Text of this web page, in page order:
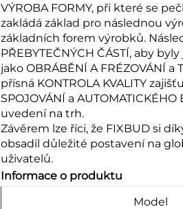
VÝROBA FORMY, při které se
zakládá základ pro následnou
základních forem výrobků.
PŘEBYTEČNÝCH ČÁSTÍ, aby
jako OBRÁBĚNÍ A FRÉZOVÁNÍ
přísná KONTROLA KVALITY
SPOJOVÁNÍ a
uvedení na trh.
Závěrem lze říci, že FIXBUD si
obsadil důležité postavení na
uživatelů.
Informace o produktu
Model